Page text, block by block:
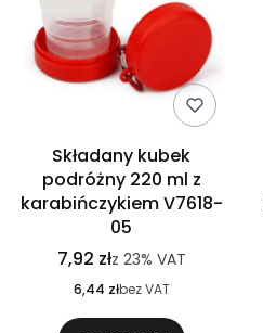
Składany kubek
podróżny 220 ml z
karabińczykiem V7618-
05
7,92 złz 23% VAT
6,44 złbez VAT